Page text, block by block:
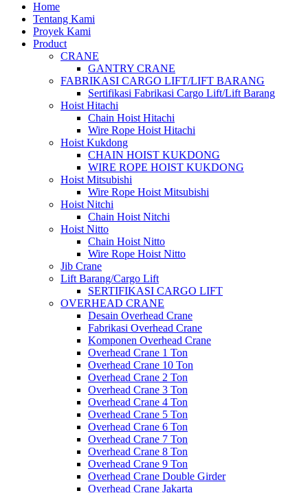
Home
Tentang Kami
Proyek Kami
Product
CRANE
GANTRY CRANE
FABRIKASI CARGO LIFT/LIFT BARANG
Sertifikasi Fabrikasi Cargo Lift/Lift Barang
Hoist Hitachi
Chain Hoist Hitachi
Wire Rope Hoist Hitachi
Hoist Kukdong
CHAIN HOIST KUKDONG
WIRE ROPE HOIST KUKDONG
Hoist Mitsubishi
Wire Rope Hoist Mitsubishi
Hoist Nitchi
Chain Hoist Nitchi
Hoist Nitto
Chain Hoist Nitto
Wire Rope Hoist Nitto
Jib Crane
Lift Barang/Cargo Lift
SERTIFIKASI CARGO LIFT
OVERHEAD CRANE
Desain Overhead Crane
Fabrikasi Overhead Crane
Komponen Overhead Crane
Overhead Crane 1 Ton
Overhead Crane 10 Ton
Overhead Crane 2 Ton
Overhead Crane 3 Ton
Overhead Crane 4 Ton
Overhead Crane 5 Ton
Overhead Crane 6 Ton
Overhead Crane 7 Ton
Overhead Crane 8 Ton
Overhead Crane 9 Ton
Overhead Crane Double Girder
Overhead Crane Jakarta